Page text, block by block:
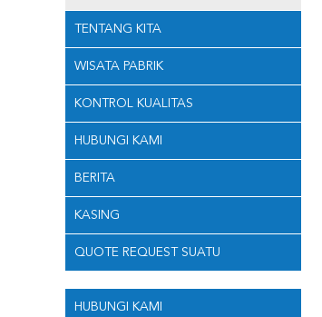
TENTANG KITA
WISATA PABRIK
KONTROL KUALITAS
HUBUNGI KAMI
BERITA
KASING
QUOTE REQUEST SUATU
HUBUNGI KAMI